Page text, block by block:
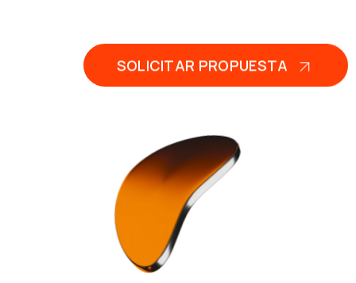
SOLICITAR PROPUESTA